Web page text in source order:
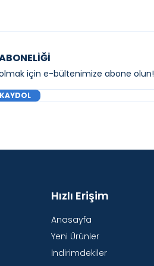
için e-bültenimize abone olun!
KAYDOL
Hızlı Erişim
Anasayfa
Yeni Ürünler
İndirimdekiler